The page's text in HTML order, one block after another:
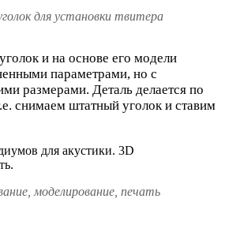
для установки твитера
и на основе его модели
параметрами, но с
размерами. Деталь делается по
снимаем штатный уголок и ставим
моделирование, печать